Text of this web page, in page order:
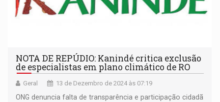
NOTA DE REPÚDIO: Kanindé critica exclusão
de especialistas em plano climático de RO
Geral 13 de Dezembro de 2024 às 07:19
ONG denuncia falta de transparência e participação cidadã